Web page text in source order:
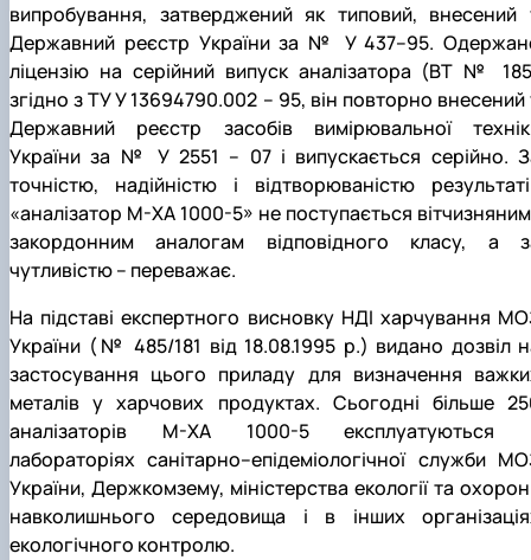
випробування, затверджений як типовий, внесений
Державний реєстр України за № У 437–95.
ліцензію на серійний випуск аналізатора (ВТ №
згідно з ТУ У 13694790.002 – 95, він повторно внесений
Державний реєстр засобів вимірювальної
України за № У 2551 – 07 і випускається серійно.
точністю, надійністю і відтворюваністю
«аналізатор М-ХА 1000-5» не поступається вітчизняним
закордонним аналогам відповідного класу, а
чутливістю – переважає.
На підставі експертного висновку НДІ харчування
України (№ 485/181 від 18.08.1995 р.) видано дозвіл
застосування цього приладу для визначення
металів у харчових продуктах. Сьогодні більше
аналізаторів М-ХА 1000-5 експлуатуються
лабораторіях санітарно–епідеміологічної служби
України, Держкомзему, міністерства екології та
навколишнього середовища і в інших
екологічного контролю.